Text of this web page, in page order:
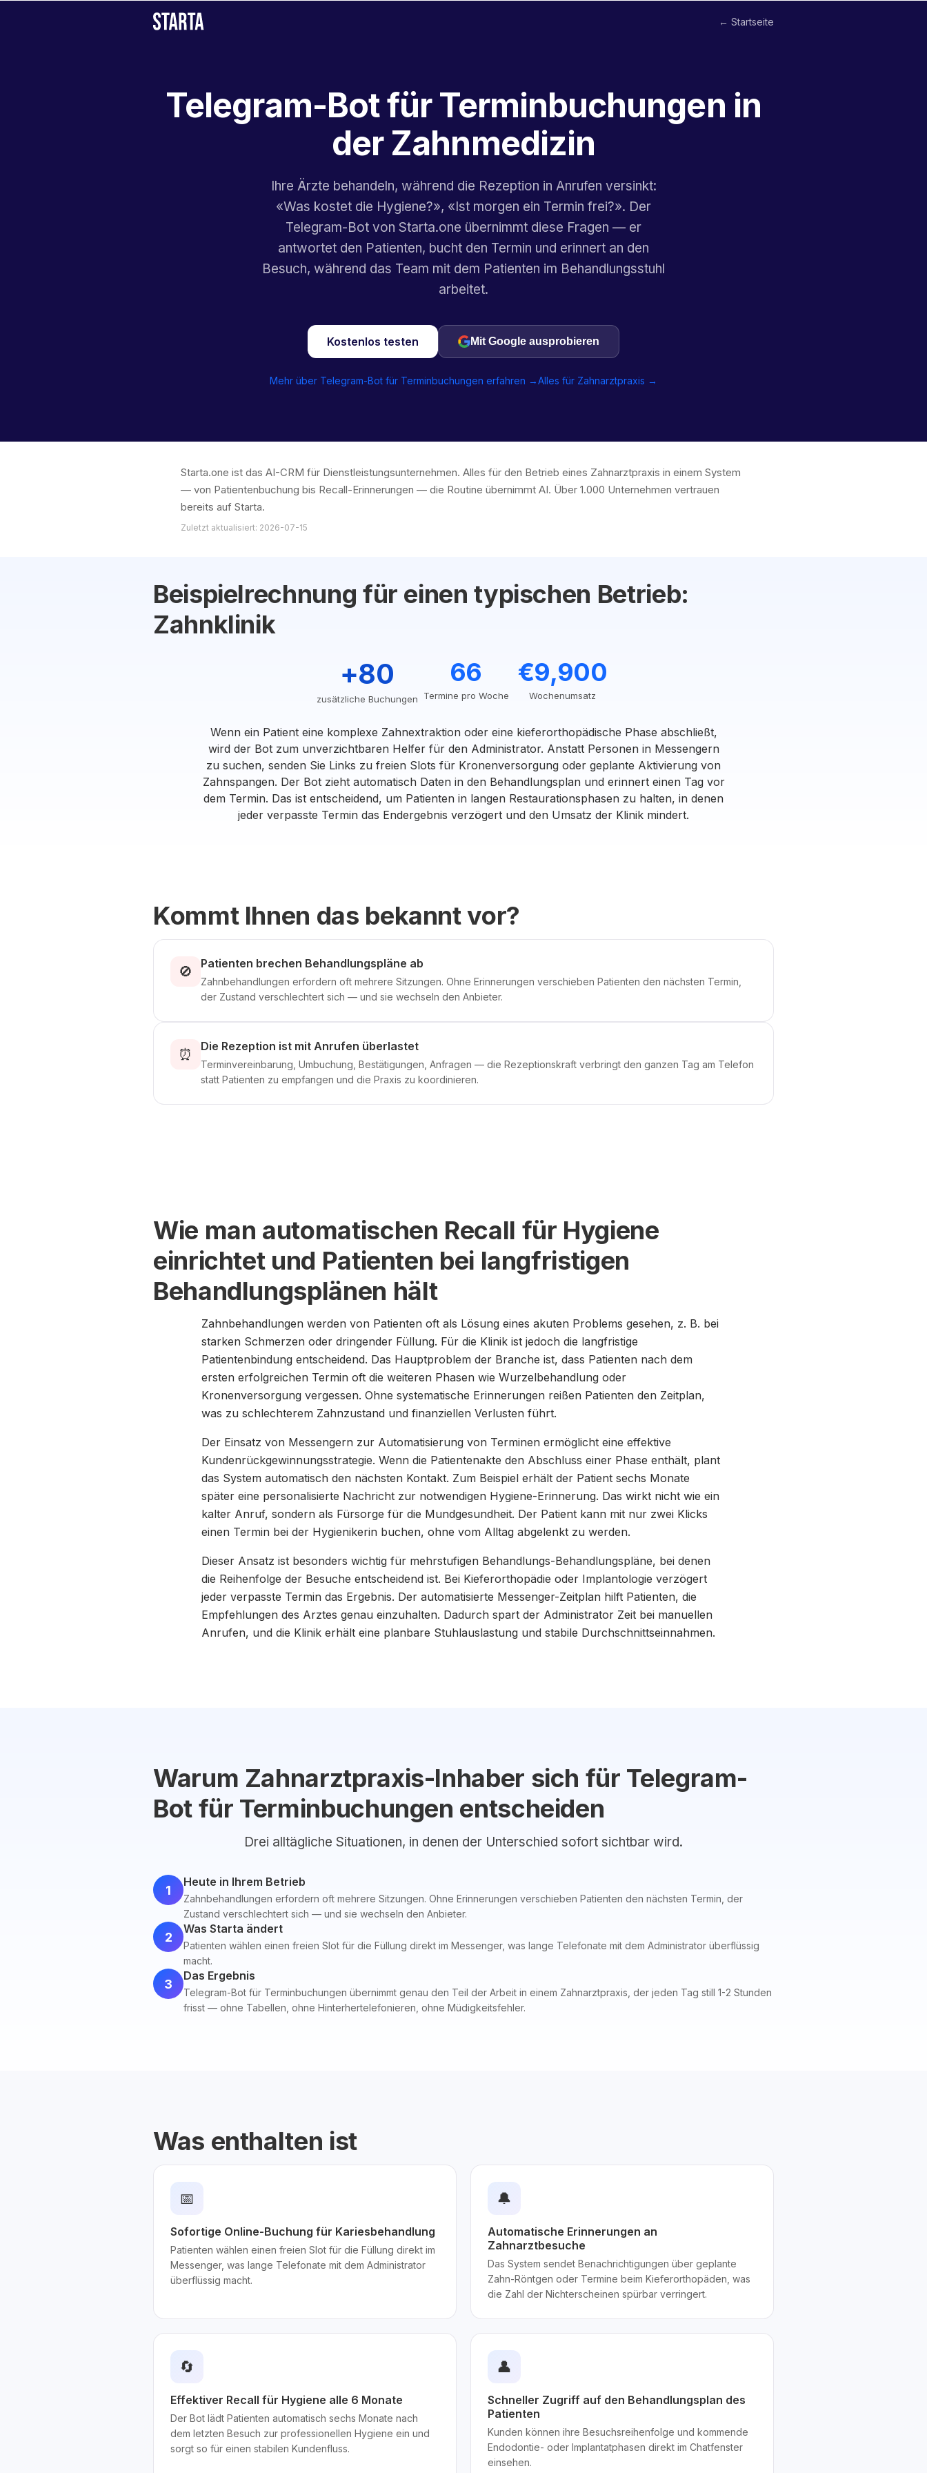
← Startseite
Telegram-Bot für Terminbuchungen in
der Zahnmedizin
Ihre Ärzte behandeln, während die Rezeption in Anrufen versinkt:
«Was kostet die Hygiene?», «Ist morgen ein Termin frei?». Der
Telegram-Bot von Starta.one übernimmt diese Fragen — er
antwortet den Patienten, bucht den Termin und erinnert an den
Besuch, während das Team mit dem Patienten im Behandlungsstuhl
arbeitet.
Kostenlos testen Mit Google ausprobieren
Mehr über Telegram-Bot für Terminbuchungen erfahren →Alles für Zahnarztpraxis →
Starta.one ist das AI-CRM für Dienstleistungsunternehmen. Alles für den Betrieb eines Zahnarztpraxis in einem System
— von Patientenbuchung bis Recall-Erinnerungen — die Routine übernimmt AI. Über 1.000 Unternehmen vertrauen
bereits auf Starta.
Zuletzt aktualisiert: 2026-07-15
Beispielrechnung für einen typischen Betrieb:
Zahnklinik
+80
zusätzliche Buchungen
66
Termine pro Woche
€9,900
Wochenumsatz
Wenn ein Patient eine komplexe Zahnextraktion oder eine kieferorthopädische Phase abschließt,
wird der Bot zum unverzichtbaren Helfer für den Administrator. Anstatt Personen in Messengern
zu suchen, senden Sie Links zu freien Slots für Kronenversorgung oder geplante Aktivierung von
Zahnspangen. Der Bot zieht automatisch Daten in den Behandlungsplan und erinnert einen Tag vor
dem Termin. Das ist entscheidend, um Patienten in langen Restaurationsphasen zu halten, in denen
jeder verpasste Termin das Endergebnis verzögert und den Umsatz der Klinik mindert.
Kommt Ihnen das bekannt vor?
🚫 Patienten brechen Behandlungspläne ab
Zahnbehandlungen erfordern oft mehrere Sitzungen. Ohne Erinnerungen verschieben Patienten den nächsten Termin,
der Zustand verschlechtert sich — und sie wechseln den Anbieter.
⏰ Die Rezeption ist mit Anrufen überlastet
Terminvereinbarung, Umbuchung, Bestätigungen, Anfragen — die Rezeptionskraft verbringt den ganzen Tag am Telefon
statt Patienten zu empfangen und die Praxis zu koordinieren.
Wie man automatischen Recall für Hygiene
einrichtet und Patienten bei langfristigen
Behandlungsplänen hält
Zahnbehandlungen werden von Patienten oft als Lösung eines akuten Problems gesehen, z. B. bei
starken Schmerzen oder dringender Füllung. Für die Klinik ist jedoch die langfristige
Patientenbindung entscheidend. Das Hauptproblem der Branche ist, dass Patienten nach dem
ersten erfolgreichen Termin oft die weiteren Phasen wie Wurzelbehandlung oder
Kronenversorgung vergessen. Ohne systematische Erinnerungen reißen Patienten den Zeitplan,
was zu schlechterem Zahnzustand und finanziellen Verlusten führt.
Der Einsatz von Messengern zur Automatisierung von Terminen ermöglicht eine effektive
Kundenrückgewinnungsstrategie. Wenn die Patientenakte den Abschluss einer Phase enthält, plant
das System automatisch den nächsten Kontakt. Zum Beispiel erhält der Patient sechs Monate
später eine personalisierte Nachricht zur notwendigen Hygiene-Erinnerung. Das wirkt nicht wie ein
kalter Anruf, sondern als Fürsorge für die Mundgesundheit. Der Patient kann mit nur zwei Klicks
einen Termin bei der Hygienikerin buchen, ohne vom Alltag abgelenkt zu werden.
Dieser Ansatz ist besonders wichtig für mehrstufigen Behandlungs-Behandlungspläne, bei denen
die Reihenfolge der Besuche entscheidend ist. Bei Kieferorthopädie oder Implantologie verzögert
jeder verpasste Termin das Ergebnis. Der automatisierte Messenger-Zeitplan hilft Patienten, die
Empfehlungen des Arztes genau einzuhalten. Dadurch spart der Administrator Zeit bei manuellen
Anrufen, und die Klinik erhält eine planbare Stuhlauslastung und stabile Durchschnittseinnahmen.
Warum Zahnarztpraxis-Inhaber sich für Telegram-
Bot für Terminbuchungen entscheiden
Drei alltägliche Situationen, in denen der Unterschied sofort sichtbar wird.
1
Heute in Ihrem Betrieb
Zahnbehandlungen erfordern oft mehrere Sitzungen. Ohne Erinnerungen verschieben Patienten den nächsten Termin, der
Zustand verschlechtert sich — und sie wechseln den Anbieter.
2
Was Starta ändert
Patienten wählen einen freien Slot für die Füllung direkt im Messenger, was lange Telefonate mit dem Administrator überflüssig
macht.
3
Das Ergebnis
Telegram-Bot für Terminbuchungen übernimmt genau den Teil der Arbeit in einem Zahnarztpraxis, der jeden Tag still 1-2 Stunden
frisst — ohne Tabellen, ohne Hinterhertelefonieren, ohne Müdigkeitsfehler.
Was enthalten ist
📅
Sofortige Online-Buchung für Kariesbehandlung
Patienten wählen einen freien Slot für die Füllung direkt im
Messenger, was lange Telefonate mit dem Administrator
überflüssig macht.
🔔
Automatische Erinnerungen an
Zahnarztbesuche
Das System sendet Benachrichtigungen über geplante
Zahn-Röntgen oder Termine beim Kieferorthopäden, was
die Zahl der Nichterscheinen spürbar verringert.
🔄
Effektiver Recall für Hygiene alle 6 Monate
Der Bot lädt Patienten automatisch sechs Monate nach
dem letzten Besuch zur professionellen Hygiene ein und
sorgt so für einen stabilen Kundenfluss.
👤
Schneller Zugriff auf den Behandlungsplan des
Patienten
Kunden können ihre Besuchsreihenfolge und kommende
Endodontie- oder Implantatphasen direkt im Chatfenster
einsehen.